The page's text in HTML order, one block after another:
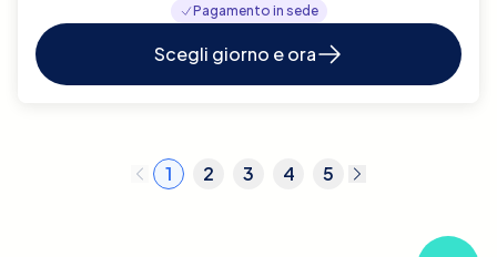
Pagamento in sede
Scegli giorno e ora
1 2 3 4 5